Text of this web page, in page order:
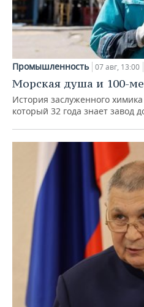
Промышленность 07 авг, 13:00
Морская душа и 100-
История заслуженного
который 32 года знает завод